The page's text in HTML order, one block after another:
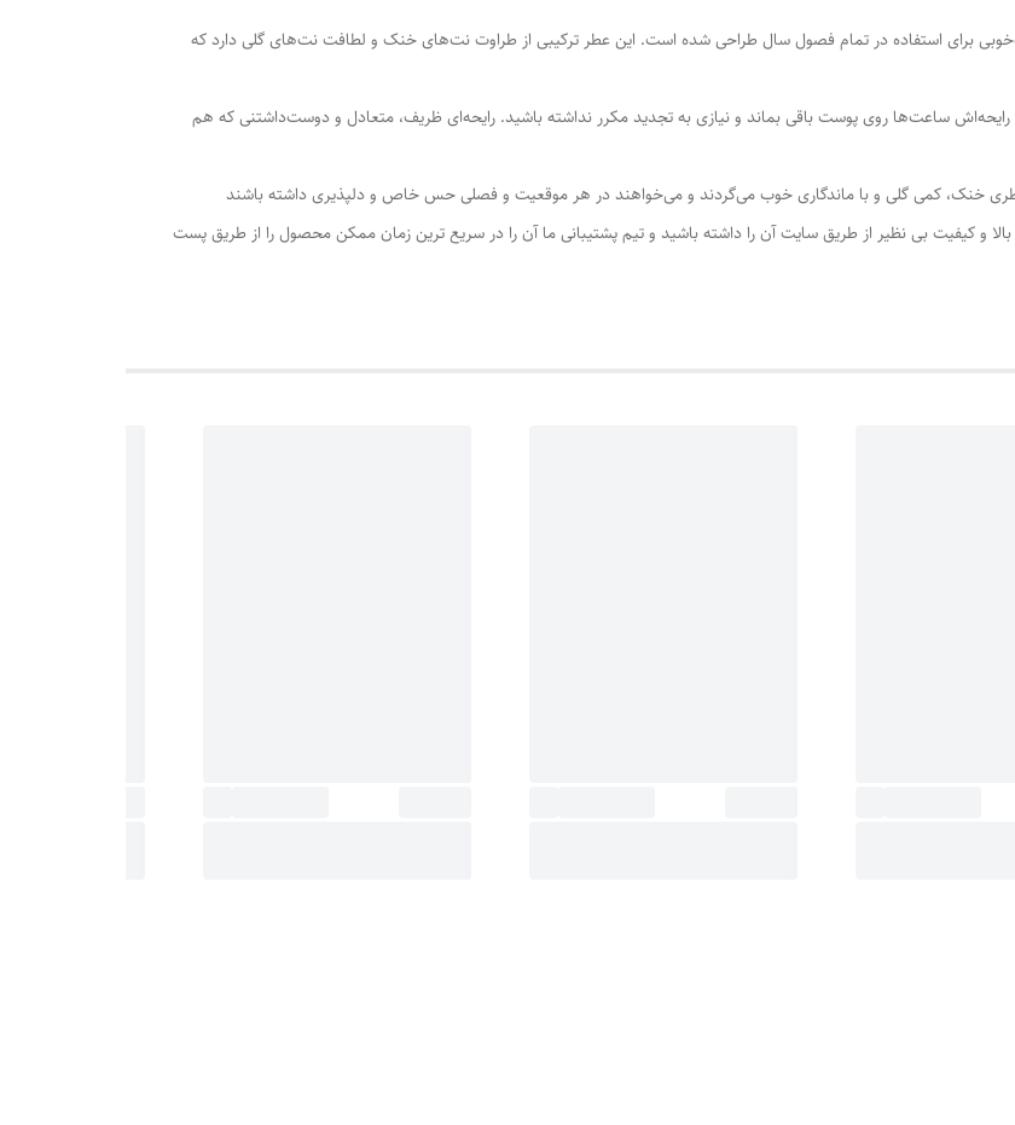
برای استفاده در تمام فصول سال طراحی شده است. این عطر ترکیبی از طراوت نت‌های خنک و لطافت نت‌های گلی دارد که
ساعت‌ها روی پوست باقی بماند و نیازی به تجدید مکرر نداشته باشید. رایحه‌ای ظریف، متعادل و دوست‌داشتنی که هم
عطری خنک، کمی گلی و با ماندگاری خوب می‌گردند و می‌خواهند در هر موقعیت و فصلی حس خاص و دلپذیری داشته باشند
و کیفیت بی نظیر از طریق سایت آن را داشته باشید و تیم پشتیبانی ما آن را در سریع ترین زمان ممکن محصول را از طریق پست